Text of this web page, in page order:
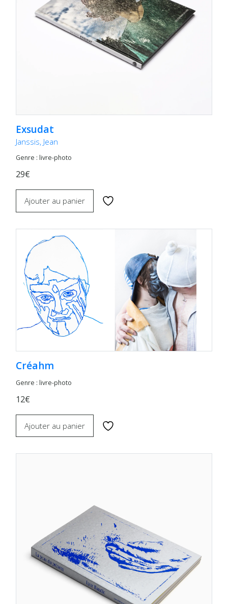
Exsudat
Janssis, Jean
Genre : livre-photo
29€
Ajouter au panier
Créahm
Genre : livre-photo
12€
Ajouter au panier